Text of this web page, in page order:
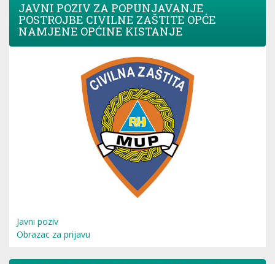
JAVNI POZIV ZA POPUNJAVANJE
POSTROJBE CIVILNE ZAŠTITE OPĆE
NAMJENE OPĆINE KISTANJE
Javni poziv
Obrazac za prijavu